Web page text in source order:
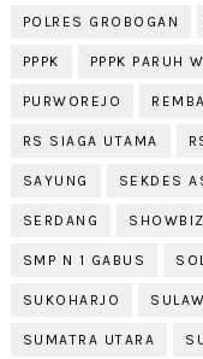
POLRES GROBOGAN
PPPK PPPK PARUH
PURWOREJO
RS SIAGA UTAMA
SAYUNG SEKDES
SERDANG SHOWBIZ
SMP N 1 GABUS
SUKOHARJO
SUMATRA UTARA